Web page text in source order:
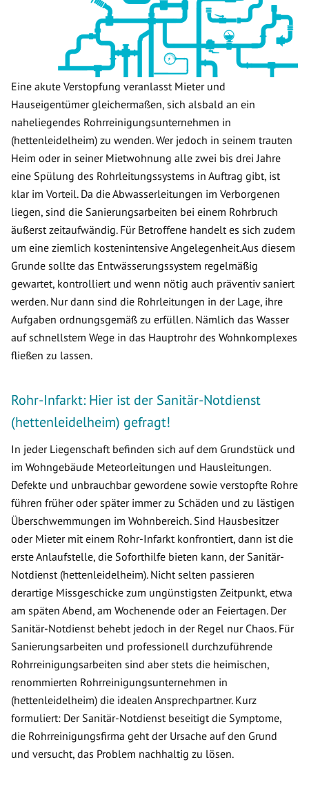
Eine akute Verstopfung veranlasst Mieter und
Hauseigentümer gleichermaßen, sich alsbald an ein
naheliegendes Rohrreinigungsunternehmen in
(hettenleidelheim) zu wenden. Wer jedoch in seinem trauten
Heim oder in seiner Mietwohnung alle zwei bis drei Jahre
eine Spülung des Rohrleitungssystems in Auftrag gibt, ist
klar im Vorteil. Da die Abwasserleitungen im Verborgenen
liegen, sind die Sanierungsarbeiten bei einem Rohrbruch
äußerst zeitaufwändig. Für Betroffene handelt es sich zudem
um eine ziemlich kostenintensive Angelegenheit.Aus diesem
Grunde sollte das Entwässerungssystem regelmäßig
gewartet, kontrolliert und wenn nötig auch präventiv saniert
werden. Nur dann sind die Rohrleitungen in der Lage, ihre
Aufgaben ordnungsgemäß zu erfüllen. Nämlich das Wasser
auf schnellstem Wege in das Hauptrohr des Wohnkomplexes
fließen zu lassen.
Rohr-Infarkt: Hier ist der Sanitär-Notdienst
(hettenleidelheim) gefragt!
In jeder Liegenschaft befinden sich auf dem Grundstück und
im Wohngebäude Meteorleitungen und Hausleitungen.
Defekte und unbrauchbar gewordene sowie verstopfte Rohre
führen früher oder später immer zu Schäden und zu lästigen
Überschwemmungen im Wohnbereich. Sind Hausbesitzer
oder Mieter mit einem Rohr-Infarkt konfrontiert, dann ist die
erste Anlaufstelle, die Soforthilfe bieten kann, der Sanitär-
Notdienst (hettenleidelheim). Nicht selten passieren
derartige Missgeschicke zum ungünstigsten Zeitpunkt, etwa
am späten Abend, am Wochenende oder an Feiertagen. Der
Sanitär-Notdienst behebt jedoch in der Regel nur Chaos. Für
Sanierungsarbeiten und professionell durchzuführende
Rohrreinigungsarbeiten sind aber stets die heimischen,
renommierten Rohrreinigungsunternehmen in
(hettenleidelheim) die idealen Ansprechpartner. Kurz
formuliert: Der Sanitär-Notdienst beseitigt die Symptome,
die Rohrreinigungsfirma geht der Ursache auf den Grund
und versucht, das Problem nachhaltig zu lösen.